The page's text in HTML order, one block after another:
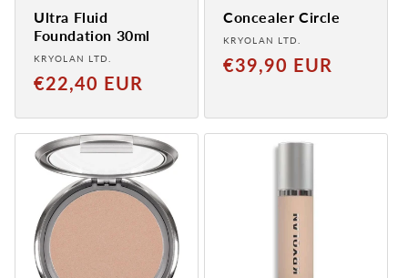
Ultra Fluid
Foundation 30ml
Provider:
KRYOLAN LTD.
Normaler
€22,40 EUR
Concealer Circle
Provider:
KRYOLAN LTD.
Normal
€39,90 EUR